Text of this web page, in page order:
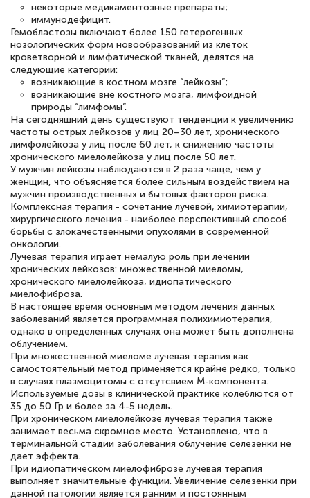
быстро ответили, разъяснили все детали.
Обучение понравилось: огромное
количество тематической литературы,
пособий и учебников доступно на время
прохождения курса, удобная система
аттестации, проблем не возникло ни на
каком этапе…
некоторые медикаментозные препараты;
иммунодефицит.
Гемобластозы включают более 150 гетерогенных
нозологических форм новообразований из клеток
кроветворной и лимфатической тканей, делятся на
следующие категории:
возникающие в костном мозге “лейкозы”;
возникающие вне костного мозга, лимфоидной
природы “лимфомы”.
На сегодняшний день существуют тенденции к увеличению
частоты острых лейкозов у лиц 20–30 лет, хронического
лимфолейкоза у лиц после 60 лет, к снижению частоты
хронического миелолейкоза у лиц после 50 лет.
У мужчин лейкозы наблюдаются в 2 раза чаще, чем у
женщин, что объясняется более сильным воздействием на
мужчин производственных и бытовых факторов риска.
Комплексная терапия - сочетание лучевой, химиотерапии,
хирургического лечения - наиболее перспективный способ
борьбы с злокачественными опухолями в современной
онкологии.
Лучевая терапия играет немалую роль при лечении
хронических лейкозов: множественной миеломы,
хронического миелолейкоза, идиопатического
миелофиброза.
В настоящее время основным методом лечения данных
заболеваний является программная полихимиотерапия,
однако в определенных случаях она может быть дополнена
облучением.
При множественной миеломе лучевая терапия как
самостоятельный метод применяется крайне редко, только
в случаях плазмоцитомы с отсутсвием М-компонента.
Используемые дозы в клинической практике колеблются от
35 до 50 Гр и более за 4-5 недель.
При хроническом миелолейкозе лучевая терапия также
занимает весьма скромное место. Установлено, что в
терминальной стадии заболевания облучение селезенки не
дает эффекта.
При идиопатическом миелофиброзе лучевая терапия
выполняет значительные функции. Увеличение селезенки при
данной патологии является ранним и постоянным